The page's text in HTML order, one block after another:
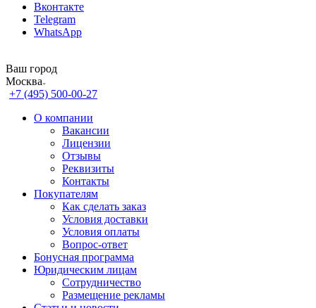
Вконтакте
Telegram
WhatsApp
Ваш город
Москва
+7 (495) 500-00-27
О компании
Вакансии
Лицензии
Отзывы
Реквизиты
Контакты
Покупателям
Как сделать заказ
Условия доставки
Условия оплаты
Вопрос-ответ
Бонусная программа
Юридическим лицам
Сотрудничество
Размещение рекламы